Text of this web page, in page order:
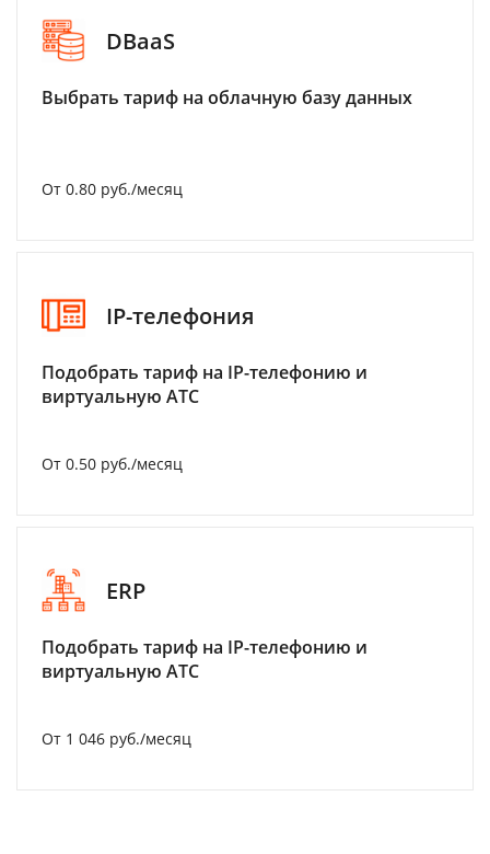
DBaaS
Выбрать тариф на облачную базу данных
От 0.80 руб./месяц
IP-телефония
Подобрать тариф на IP-телефонию и
виртуальную АТС
От 0.50 руб./месяц
ERP
Подобрать тариф на IP-телефонию и
виртуальную АТС
От 1 046 руб./месяц